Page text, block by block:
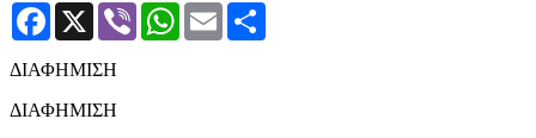
Facebook
X Viber WhatsApp
Email
ΔΙΑΦΗΜΙΣΗ
ΔΙΑΦΗΜΙΣΗ